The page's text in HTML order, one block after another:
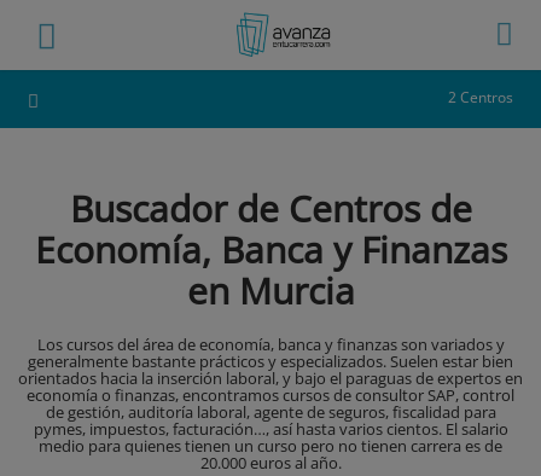
2 Centros
Buscador de Centros de
Economía, Banca y Finanzas
en Murcia
Los cursos del área de economía, banca y finanzas son variados y
generalmente bastante prácticos y especializados. Suelen estar bien
orientados hacia la inserción laboral, y bajo el paraguas de expertos en
economía o finanzas, encontramos cursos de consultor SAP, control
de gestión, auditoría laboral, agente de seguros, fiscalidad para
pymes, impuestos, facturación…, así hasta varios cientos. El salario
medio para quienes tienen un curso pero no tienen carrera es de
20.000 euros al año.